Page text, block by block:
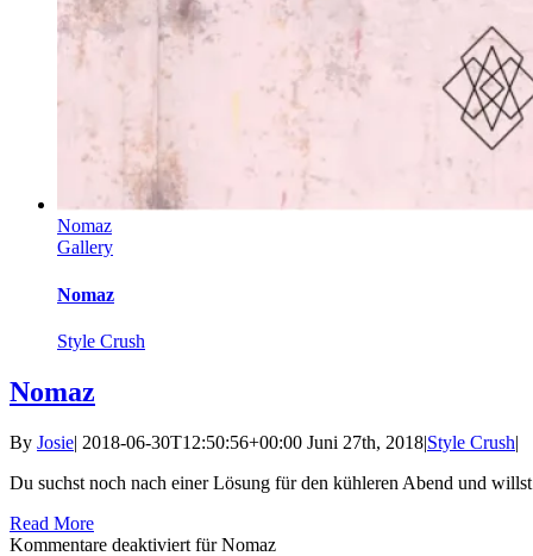
Nomaz
Gallery
Nomaz
Style Crush
Nomaz
By Josie| 2018-06-30T12:50:56+00:00 Juni 27th, 2018|Style Crush|
Du suchst noch nach einer Lösung für den kühleren Abend und
Read More
Kommentare deaktiviert für Nomaz